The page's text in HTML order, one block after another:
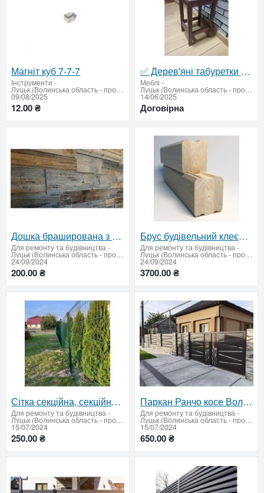
Магніт куб 7-7-7
Інструменти -
Луцьк (Волинська область - продати купити)
09/08/2025
12.00 ₴
✅ Дерев'яні табуретки з бука ручноа робота — дитячі та дорослі
Меблі -
Луцьк (Волинська область - продати купити)
14/06/2025
Договірна
Дошка браширована з термососни (штучне старіння)
Для ремонту та будівництва-
Луцьк (Волинська область - продати купити)
24/09/2024
200.00 ₴
Брус будівельний клеєний і масив з термодерева
Для ремонту та будівництва-
Луцьк (Волинська область - продати купити)
24/09/2024
3700.00 ₴
Сітка секційна, секційна огорожа купити, 3д сітка, сітка для паркану
Для ремонту та будівництва -
Луцьк (Волинська область - продати купити)
15/07/2024
250.00 ₴
Паркан Ранчо косе Волинська область Купити ламелі ранчо дешево
Для ремонту та будівництва -
Луцьк (Волинська область - продати купити)
15/07/2024
650.00 ₴